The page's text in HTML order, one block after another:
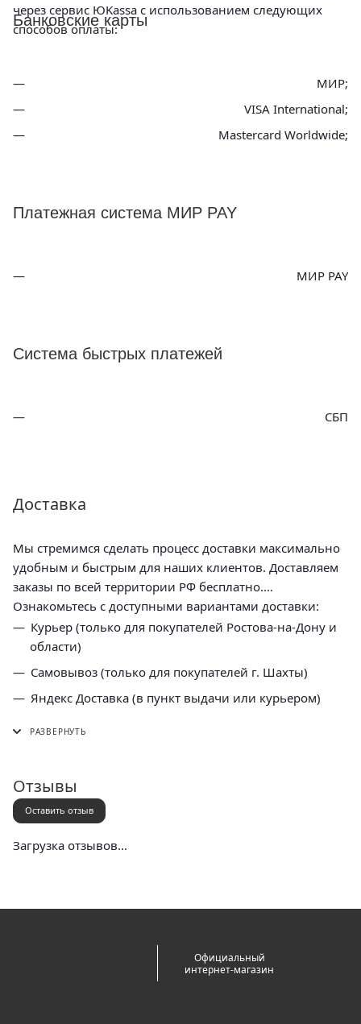
через сервис ЮKassa с использованием следующих
способов оплаты:
Банковские карты
МИР;
VISA International;
Mastercard Worldwide;
Платежная система МИР PAY
МИР PAY
Система быстрых платежей
СБП
Доставка
Мы стремимся сделать процесс доставки максимально
удобным и быстрым для наших клиентов. Доставляем
заказы по всей территории РФ бесплатно.
Ознакомьтесь с доступными вариантами доставки:
Курьер (только для покупателей Ростова-на-Дону и
области)
Самовывоз (только для покупателей г. Шахты)
Яндекс Доставка (в пункт выдачи или курьером)
Отзывы
Оставить отзыв
Загрузка отзывов...
Официальный
интернет-магазин